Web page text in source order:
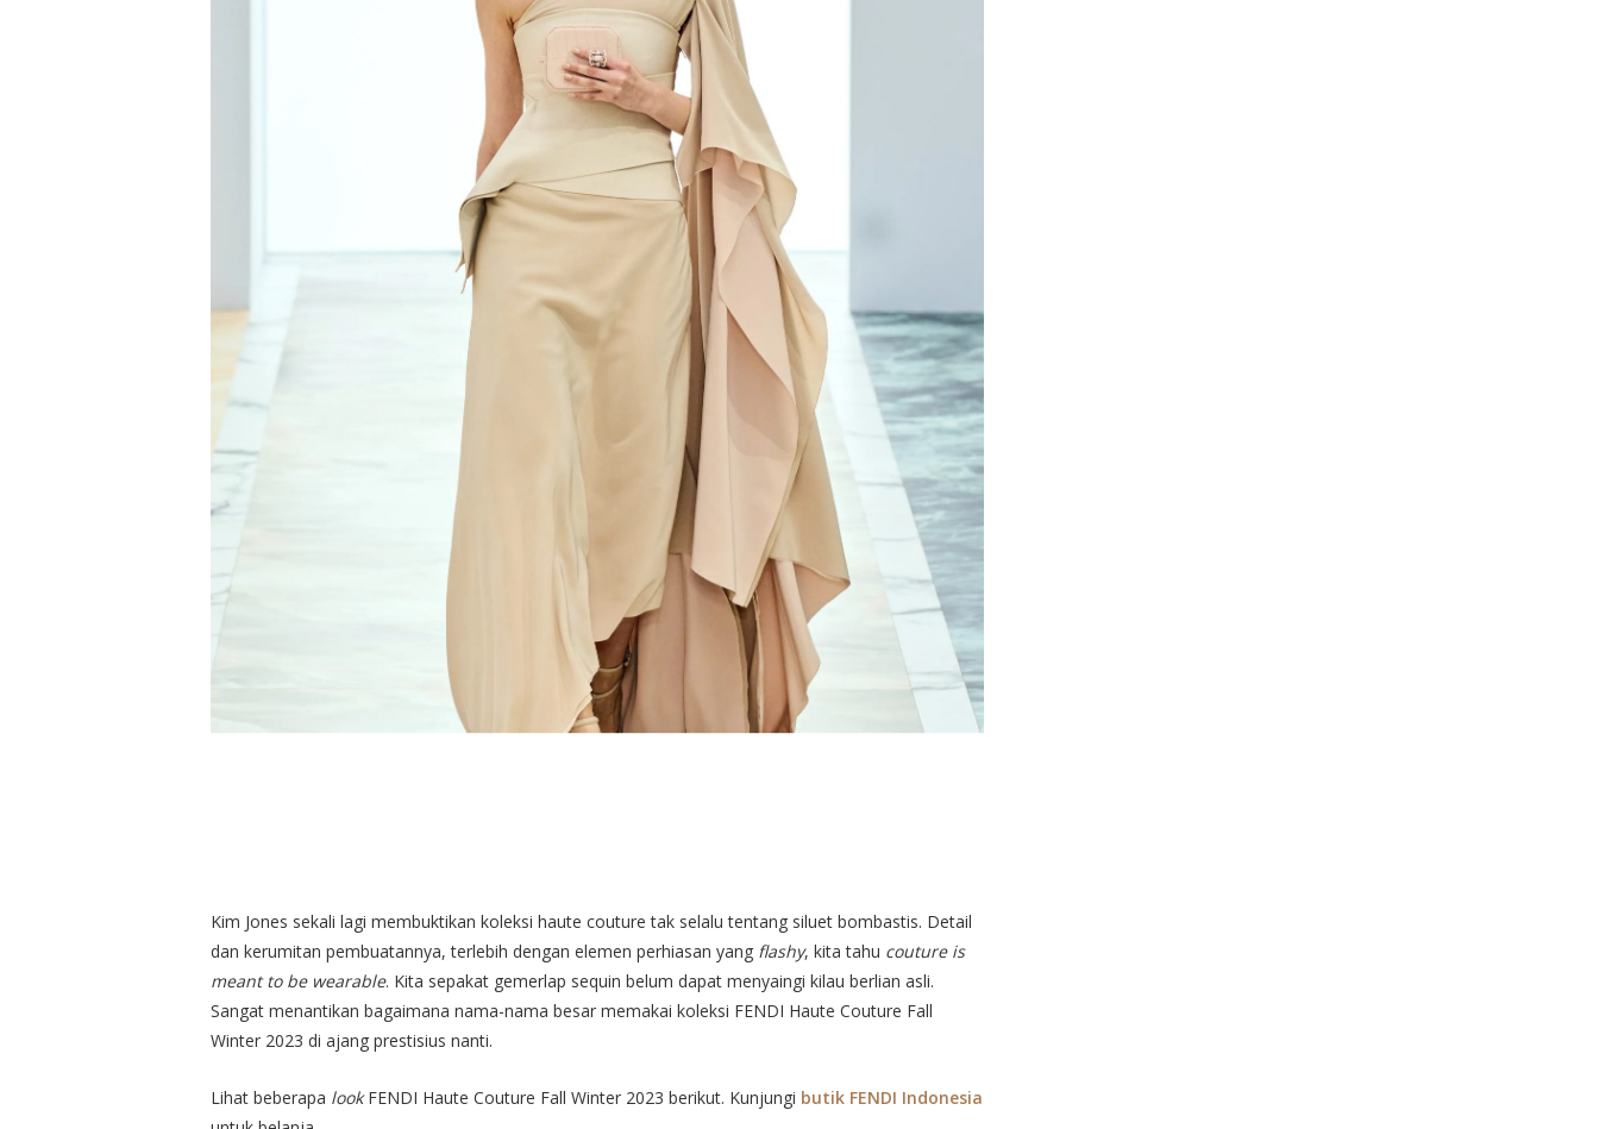
Kim Jones sekali lagi membuktikan koleksi haute couture tak selalu tentang siluet bombastis. Detail
dan kerumitan pembuatannya, terlebih dengan elemen perhiasan yang flashy, kita tahu couture is
meant to be wearable. Kita sepakat gemerlap sequin belum dapat menyaingi kilau berlian asli.
Sangat menantikan bagaimana nama-nama besar memakai koleksi FENDI Haute Couture Fall
Winter 2023 di ajang prestisius nanti.
Lihat beberapa lookFENDI Haute Couture Fall Winter 2023 berikut. Kunjungi butik FENDI Indonesia